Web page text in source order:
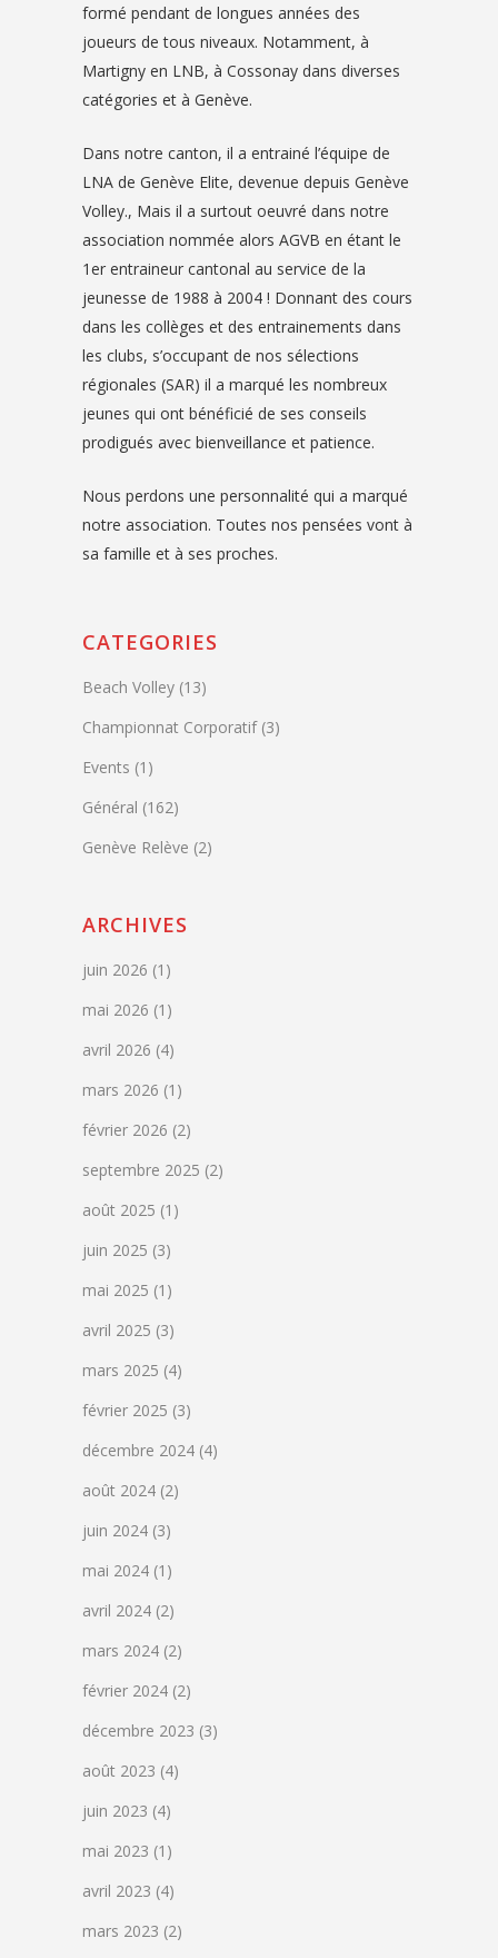
formé pendant de longues années des
joueurs de tous niveaux. Notamment, à
Martigny en LNB, à Cossonay dans diverses
catégories et à Genève.
Dans notre canton, il a entrainé l’équipe de
LNA de Genève Elite, devenue depuis Genève
Volley., Mais il a surtout oeuvré dans notre
association nommée alors AGVB en étant le
1er entraineur cantonal au service de la
jeunesse de 1988 à 2004 ! Donnant des cours
dans les collèges et des entrainements dans
les clubs, s’occupant de nos sélections
régionales (SAR) il a marqué les nombreux
jeunes qui ont bénéficié de ses conseils
prodigués avec bienveillance et patience.
Nous perdons une personnalité qui a marqué
notre association. Toutes nos pensées vont à
sa famille et à ses proches.
CATEGORIES
Beach Volley (13)
Championnat Corporatif(3)
Events (1)
Général (162)
Genève Relève (2)
ARCHIVES
juin 2026 (1)
mai 2026 (1)
avril 2026 (4)
mars 2026 (1)
février 2026 (2)
septembre 2025 (2)
août 2025 (1)
juin 2025 (3)
mai 2025 (1)
avril 2025 (3)
mars 2025 (4)
février 2025 (3)
décembre 2024 (4)
août 2024 (2)
juin 2024 (3)
mai 2024 (1)
avril 2024 (2)
mars 2024 (2)
février 2024 (2)
décembre 2023 (3)
août 2023 (4)
juin 2023 (4)
mai 2023 (1)
avril 2023 (4)
mars 2023 (2)